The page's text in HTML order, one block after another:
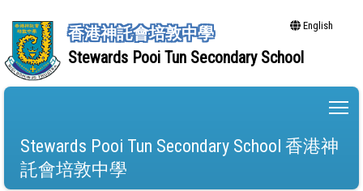
香港神託會培敦中學
Stewards Pooi Tun Secondary School
English
Stewards Pooi Tun Secondary School 香港神
託會培敦中學